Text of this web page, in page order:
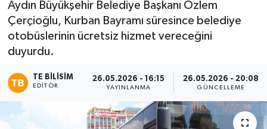
Aydın Büyükşehir Belediye Başkanı Özlem
Çerçioğlu, Kurban Bayramı süresince belediye
otobüslerinin ücretsiz hizmet vereceğini
duyurdu.
TE BILISIM
EDITÖR
26.05.2026 - 16:15
YAYINLANMA
26.05.2026 - 20:08
GÜNCELLEME